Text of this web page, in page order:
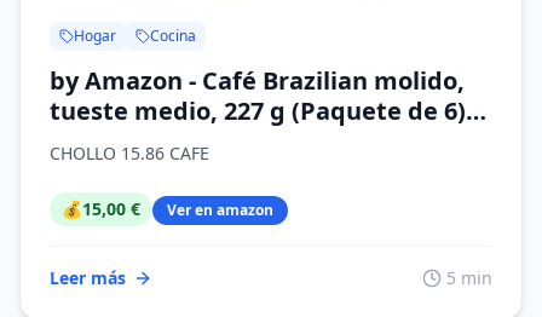
Hogar Cocina
by Amazon - Café Brazilian molido,
tueste medio, 227 g (Paquete de 6),
certificado Rainforest Alliance
CHOLLO 15.86 CAFE
💰15,00 € Ver en amazon
Leer más 5 min